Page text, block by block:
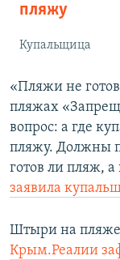
пляжу
Купальщица
«Пляжи не
пляжах
вопрос: а где
пляжу. Должны
готов ли пляж,
заявила
Штыри на
Крым.Реалии